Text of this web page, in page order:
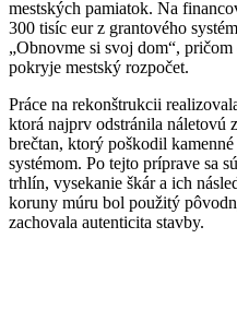
mestských pamiatok. Na
300 tisíc eur z grantového
„Obnovme si svoj dom“,
pokryje mestský rozpočet.
Práce na rekonštrukcii
ktorá najprv odstránila náletovú
brečtan, ktorý poškodil
systémom. Po tejto príprave sa
trhlín, vysekanie škár a ich
koruny múru bol použitý
zachovala autenticita stavby.